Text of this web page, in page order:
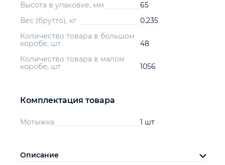
Высота в упаковке, мм
65
Вес (брутто), кг
0.235
Количество товара в большом
коробе, шт
48
Количество товара в малом
коробе, шт
1056
Комплектация товара
Мотыжка 1 шт
Описание